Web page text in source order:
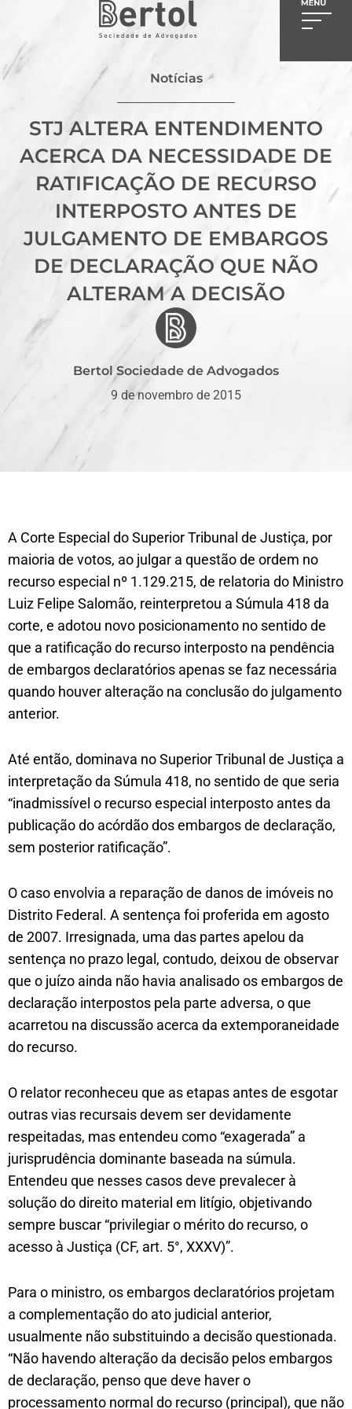
Notícias
STJ ALTERA ENTENDIMENTO
ACERCA DA NECESSIDADE DE
RATIFICAÇÃO DE RECURSO
INTERPOSTO ANTES DE
JULGAMENTO DE EMBARGOS
DE DECLARAÇÃO QUE NÃO
ALTERAM A DECISÃO
Bertol Sociedade de Advogados
9 de novembro de 2015
A Corte Especial do Superior Tribunal de Justiça, por
maioria de votos, ao julgar a questão de ordem no
recurso especial nº 1.129.215, de relatoria do Ministro
Luiz Felipe Salomão, reinterpretou a Súmula 418 da
corte, e adotou novo posicionamento no sentido de
que a ratificação do recurso interposto na pendência
de embargos declaratórios apenas se faz necessária
quando houver alteração na conclusão do julgamento
anterior.
Até então, dominava no Superior Tribunal de Justiça a
interpretação da Súmula 418, no sentido de que seria
“inadmissível o recurso especial interposto antes da
publicação do acórdão dos embargos de declaração,
sem posterior ratificação”.
O caso envolvia a reparação de danos de imóveis no
Distrito Federal. A sentença foi proferida em agosto
de 2007. Irresignada, uma das partes apelou da
sentença no prazo legal, contudo, deixou de observar
que o juízo ainda não havia analisado os embargos de
declaração interpostos pela parte adversa, o que
acarretou na discussão acerca da extemporaneidade
do recurso.
O relator reconheceu que as etapas antes de esgotar
outras vias recursais devem ser devidamente
respeitadas, mas entendeu como “exagerada” a
jurisprudência dominante baseada na súmula.
Entendeu que nesses casos deve prevalecer à
solução do direito material em litígio, objetivando
sempre buscar “privilegiar o mérito do recurso, o
acesso à Justiça (CF, art. 5°, XXXV)”.
Para o ministro, os embargos declaratórios projetam
a complementação do ato judicial anterior,
usualmente não substituindo a decisão questionada.
“Não havendo alteração da decisão pelos embargos
de declaração, penso que deve haver o
processamento normal do recurso (principal), que não